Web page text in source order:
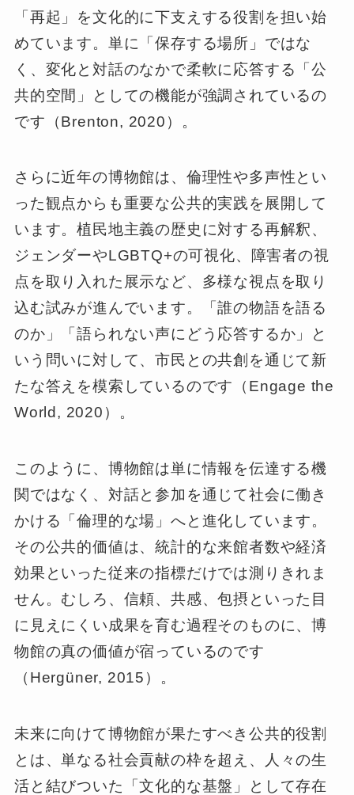
「再起」を文化的に下支えする役割を担い始
めています。単に「保存する場所」ではな
く、変化と対話のなかで柔軟に応答する「公
共的空間」としての機能が強調されているの
です（Brenton, 2020）。
さらに近年の博物館は、倫理性や多声性とい
った観点からも重要な公共的実践を展開して
います。植民地主義の歴史に対する再解釈、
ジェンダーやLGBTQ+の可視化、障害者の視
点を取り入れた展示など、多様な視点を取り
込む試みが進んでいます。「誰の物語を語る
のか」「語られない声にどう応答するか」と
いう問いに対して、市民との共創を通じて新
たな答えを模索しているのです（Engage the
World, 2020）。
このように、博物館は単に情報を伝達する機
関ではなく、対話と参加を通じて社会に働き
かける「倫理的な場」へと進化しています。
その公共的価値は、統計的な来館者数や経済
効果といった従来の指標だけでは測りきれま
せん。むしろ、信頼、共感、包摂といった目
に見えにくい成果を育む過程そのものに、博
物館の真の価値が宿っているのです
（Hergüner, 2015）。
未来に向けて博物館が果たすべき公共的役割
とは、単なる社会貢献の枠を超え、人々の生
活と結びついた「文化的な基盤」として存在